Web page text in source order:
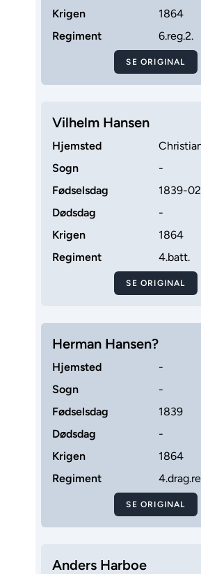
Krigen
1864
Regiment
6.reg.2.
SE ORIGINAL
Vilhelm Hansen
Hjemsted
Sogn
-
Fødselsdag
1839-
Dødsdag
-
Krigen
1864
Regiment
4.batt.
SE ORIGINAL
Herman Hansen?
Hjemsted
-
Sogn
-
Fødselsdag
1839
Dødsdag
-
Krigen
1864
Regiment
SE ORIGINAL
Anders Harboe